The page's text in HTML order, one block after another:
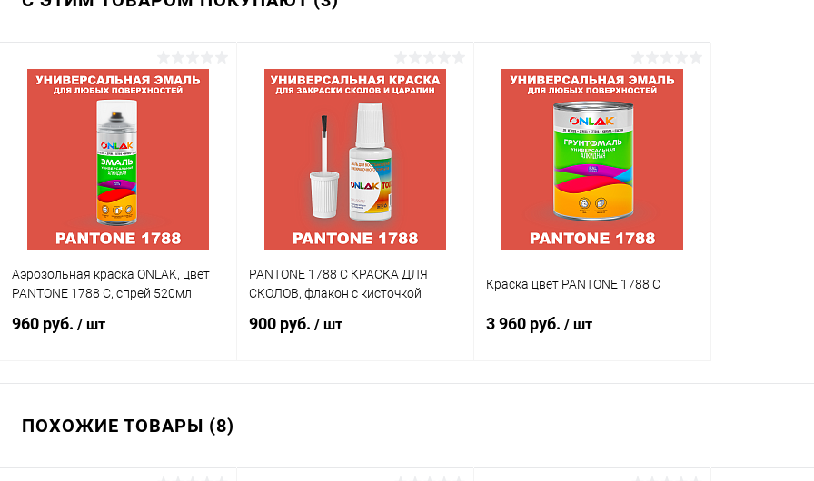
Аэрозольная краска ONLAK, цвет
PANTONE 1788 C, спрей 520мл
960 руб. / шт
PANTONE 1788 C КРАСКА ДЛЯ
СКОЛОВ, флакон с кисточкой
900 руб. / шт
Краска цвет PANTONE 1788 C
3 960 руб. / шт
ПОХОЖИЕ ТОВАРЫ (8)